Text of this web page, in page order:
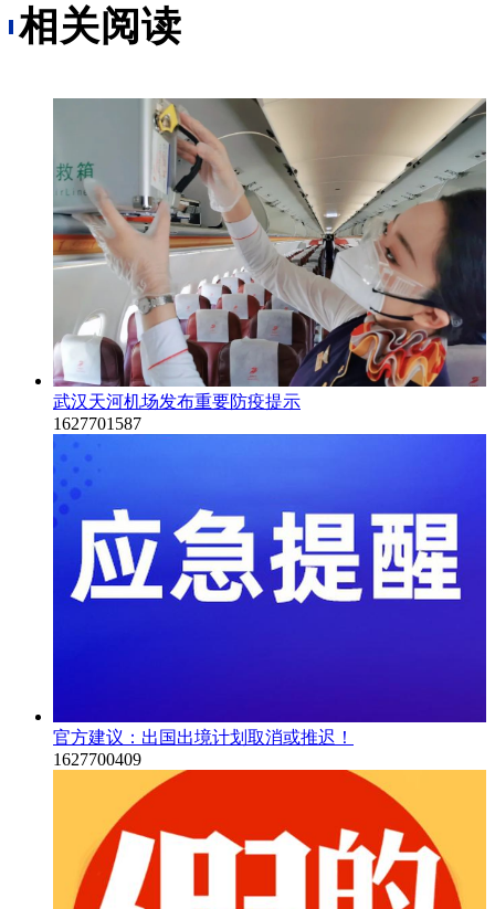
相关阅读
武汉天河机场发布重要防疫提示
1627701587
官方建议：出国出境计划取消或推迟！
1627700409